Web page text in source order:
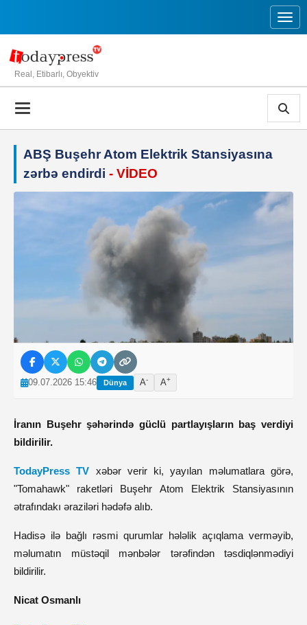
Real, Etibarlı, Obyektiv
ABŞ Buşehr Atom Elektrik Stansiyasına
zərbə endirdi - VİDEO
09.07.2026 15:46 Dünya A- A+
İranın Buşehr şəhərində güclü partlayışların baş verdiyi
bildirilir.
TodayPress TV xəbər verir ki, yayılan məlumatlara görə,
"Tomahawk" raketləri Buşehr Atom Elektrik Stansiyasının
ətrafındakı əraziləri hədəfə alıb.
Hadisə ilə bağlı rəsmi qurumlar hələlik açıqlama verməyib,
məlumatın müstəqil mənbələr tərəfindən təsdiqlənmədiyi
bildirilir.
Nicat Osmanlı